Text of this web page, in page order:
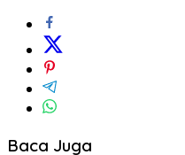
Baca Juga